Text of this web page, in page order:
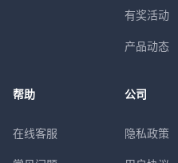
有奖活动
产品动态
帮助
在线客服
公司
隐私政策